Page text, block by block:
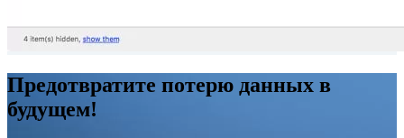
Предотвратите потерю данных в
будущем!